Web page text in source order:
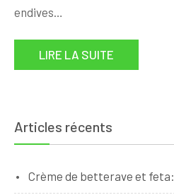
endives…
LIRE LA SUITE
Articles récents
Crème de betterave et feta: